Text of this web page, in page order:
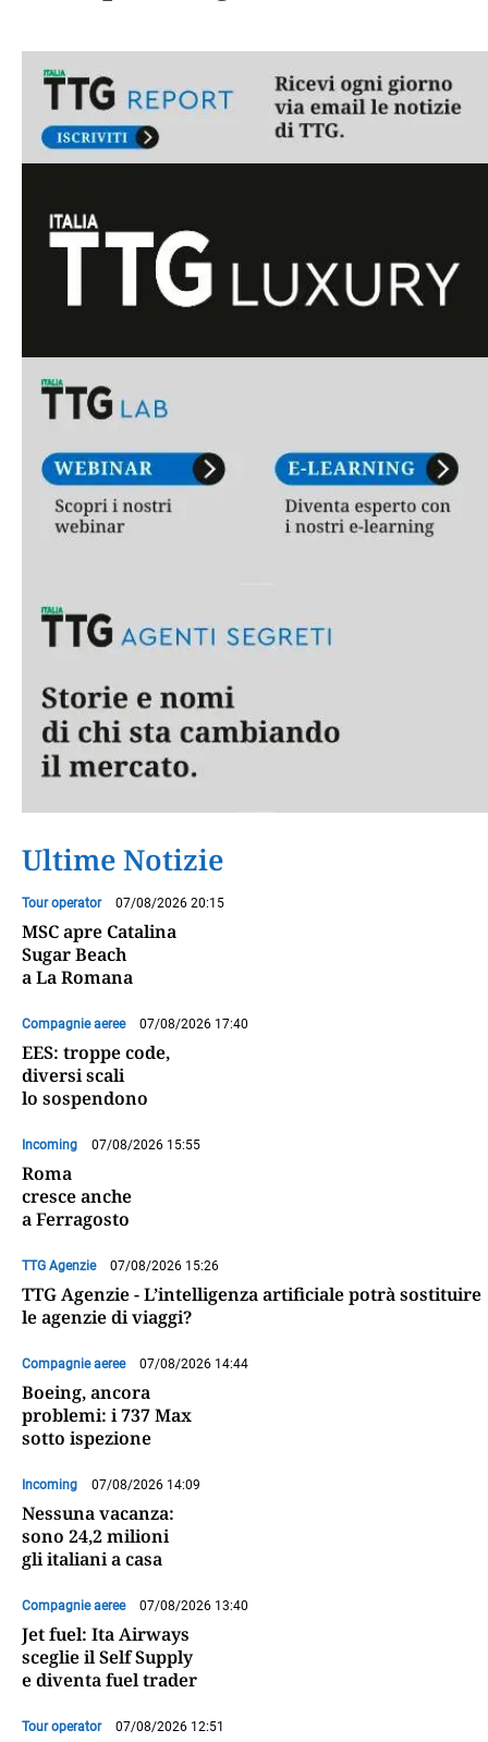
Ultime Notizie
Tour operator 07/08/2026 20:15
MSC apre Catalina
Sugar Beach
a La Romana
Compagnie aeree 07/08/2026 17:40
EES: troppe code,
diversi scali
lo sospendono
Incoming 07/08/2026 15:55
Roma
cresce anche
a Ferragosto
TTG Agenzie 07/08/2026 15:26
TTG Agenzie - L’intelligenza artificiale potrà sostituire
le agenzie di viaggi?
Compagnie aeree 07/08/2026 14:44
Boeing, ancora
problemi: i 737 Max
sotto ispezione
Incoming 07/08/2026 14:09
Nessuna vacanza:
sono 24,2 milioni
gli italiani a casa
Compagnie aeree 07/08/2026 13:40
Jet fuel: Ita Airways
sceglie il Self Supply
e diventa fuel trader
Tour operator 07/08/2026 12:51